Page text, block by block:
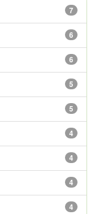
7
6
6
5
5
4
4
4
4